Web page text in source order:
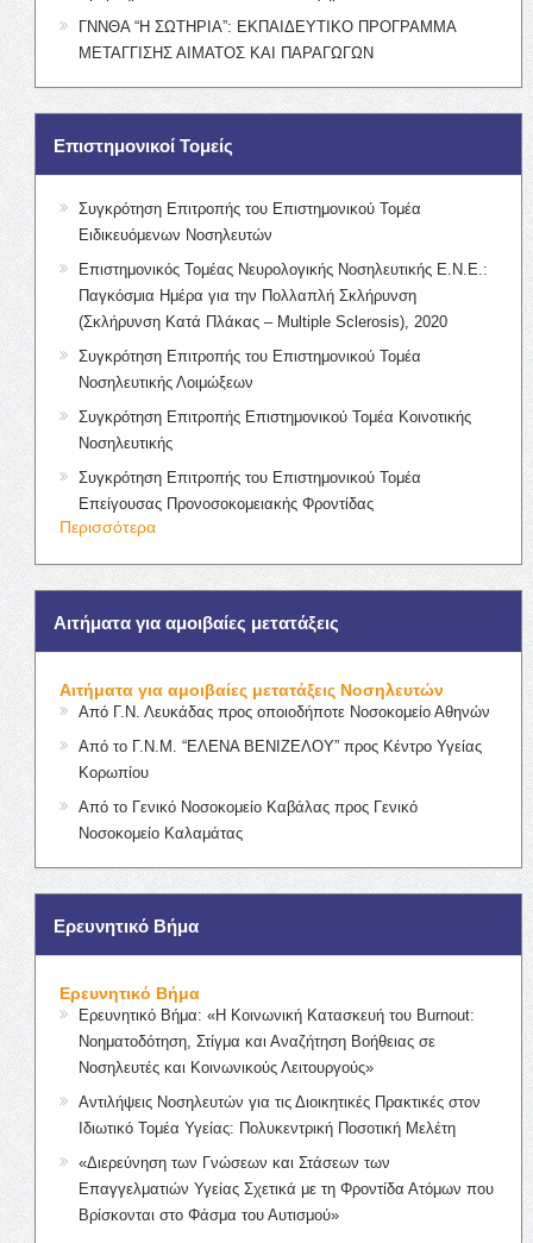
ΓΝΝΘΑ “Η ΣΩΤΗΡΙΑ”: ΕΚΠΑΙΔΕΥΤΙΚΟ ΠΡΟΓΡΑΜΜΑ
ΜΕΤΑΓΓΙΣΗΣ ΑΙΜΑΤΟΣ ΚΑΙ ΠΑΡΑΓΩΓΩΝ
Επιστημονικοί Τομείς
Συγκρότηση Επιτροπής του Επιστημονικού Τομέα
Ειδικευόμενων Νοσηλευτών
Επιστημονικός Τομέας Νευρολογικής Νοσηλευτικής Ε.Ν.Ε.:
Παγκόσμια Ημέρα για την Πολλαπλή Σκλήρυνση
(Σκλήρυνση Κατά Πλάκας – Multiple Sclerosis), 2020
Συγκρότηση Επιτροπής του Επιστημονικού Τομέα
Νοσηλευτικής Λοιμώξεων
Συγκρότηση Επιτροπής Επιστημονικού Τομέα Κοινοτικής
Νοσηλευτικής
Συγκρότηση Επιτροπής του Επιστημονικού Τομέα
Επείγουσας Προνοσοκομειακής Φροντίδας
Περισσότερα
Αιτήματα για αμοιβαίες μετατάξεις
Αιτήματα για αμοιβαίες μετατάξεις Νοσηλευτών
Από Γ.Ν. Λευκάδας προς οποιοδήποτε Νοσοκομείο Αθηνών
Από το Γ.Ν.Μ. “ΕΛΕΝΑ ΒΕΝΙΖΕΛΟΥ” προς Κέντρο Υγείας
Κορωπίου
Από το Γενικό Νοσοκομείο Καβάλας προς Γενικό
Νοσοκομείο Καλαμάτας
Ερευνητικό Βήμα
Ερευνητικό Βήμα
Ερευνητικό Βήμα: «Η Κοινωνική Κατασκευή του Burnout:
Νοηματοδότηση, Στίγμα και Αναζήτηση Βοήθειας σε
Νοσηλευτές και Κοινωνικούς Λειτουργούς»
Αντιλήψεις Νοσηλευτών για τις Διοικητικές Πρακτικές στον
Ιδιωτικό Τομέα Υγείας: Πολυκεντρική Ποσοτική Μελέτη
«Διερεύνηση των Γνώσεων και Στάσεων των
Επαγγελματιών Υγείας Σχετικά με τη Φροντίδα Ατόμων που
Βρίσκονται στο Φάσμα του Αυτισμού»